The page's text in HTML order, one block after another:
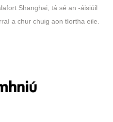
Shanghai, tá sé an -áisiúil
a chur chuig aon tíortha eile.